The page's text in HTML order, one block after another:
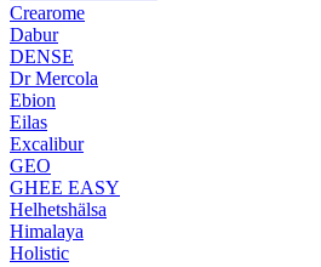
Crearome
Dabur
DENSE
Dr Mercola
Ebion
Eilas
Excalibur
GEO
GHEE EASY
Helhetshälsa
Himalaya
Holistic